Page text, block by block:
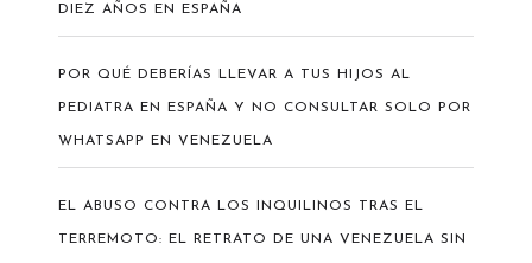
DIEZ AÑOS EN ESPAÑA
POR QUÉ DEBERÍAS LLEVAR A TUS HIJOS AL
PEDIATRA EN ESPAÑA Y NO CONSULTAR SOLO POR
WHATSAPP EN VENEZUELA
EL ABUSO CONTRA LOS INQUILINOS TRAS EL
TERREMOTO: EL RETRATO DE UNA VENEZUELA SIN